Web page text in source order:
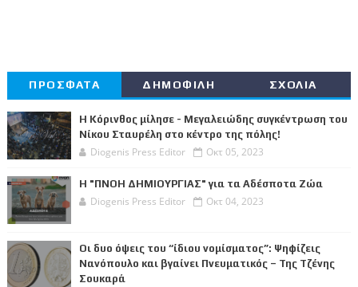
ΠΡΟΣΦΑΤΑ ΔΗΜΟΦΙΛΗ ΣΧΟΛΙΑ
Η Κόρινθος μίλησε - Μεγαλειώδης συγκέντρωση του
Νίκου Σταυρέλη στο κέντρο της πόλης!
Diogenis Press Editor Οκτ 05, 2023
Η "ΠΝΟΗ ΔΗΜΙΟΥΡΓΙΑΣ" για τα Αδέσποτα Ζώα
Diogenis Press Editor Οκτ 04, 2023
Οι δυο όψεις του “ίδιου νομίσματος”: Ψηφίζεις
Νανόπουλο και βγαίνει Πνευματικός – Της Τζένης
Σουκαρά